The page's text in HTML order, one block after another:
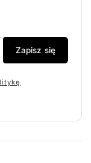
Zapisz się